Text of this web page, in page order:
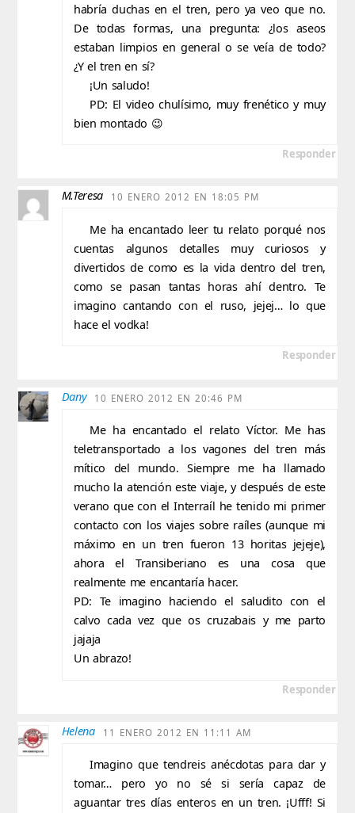
habría duchas en el tren, pero ya veo que no.
De todas formas, una pregunta: ¿los aseos
estaban limpios en general o se veía de todo?
¿Y el tren en sí?
¡Un saludo!
PD: El video chulísimo, muy frenético y muy
bien montado 😉
Responder
M.Teresa 10 ENERO 2012 EN 18:05 PM
Me ha encantado leer tu relato porqué nos
cuentas algunos detalles muy curiosos y
divertidos de como es la vida dentro del tren,
como se pasan tantas horas ahí dentro. Te
imagino cantando con el ruso, jejej… lo que
hace el vodka!
Responder
Dany 10 ENERO 2012 EN 20:46 PM
Me ha encantado el relato Víctor. Me has
teletransportado a los vagones del tren más
mítico del mundo. Siempre me ha llamado
mucho la atención este viaje, y después de este
verano que con el Interraíl he tenido mi primer
contacto con los viajes sobre raíles (aunque mi
máximo en un tren fueron 13 horitas jejeje),
ahora el Transiberiano es una cosa que
realmente me encantaría hacer.
PD: Te imagino haciendo el saludito con el
calvo cada vez que os cruzabais y me parto
jajaja
Un abrazo!
Responder
Helena 11 ENERO 2012 EN 11:11 AM
Imagino que tendreis anécdotas para dar y
tomar… pero yo no sé si sería capaz de
aguantar tres días enteros en un tren. ¡Ufff! Si